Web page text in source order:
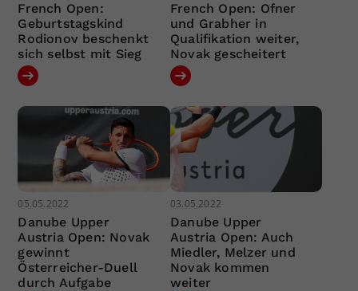
French Open:
Geburtstagskind
Rodionov beschenkt
sich selbst mit Sieg
French Open: Ofner
und Grabher in
Qualifikation weiter,
Novak gescheitert
05.05.2022
Danube Upper
Austria Open: Novak
gewinnt
Österreicher-Duell
durch Aufgabe
03.05.2022
Danube Upper
Austria Open: Auch
Miedler, Melzer und
Novak kommen
weiter